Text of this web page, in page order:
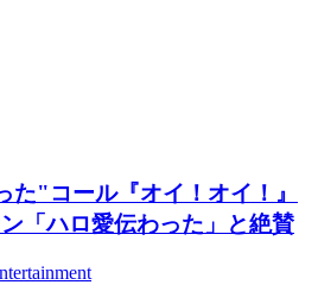
た"コール『オイ！オイ！』
「ハロ愛伝わった」と絶賛